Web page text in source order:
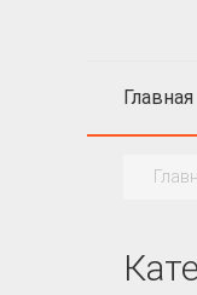
Главная